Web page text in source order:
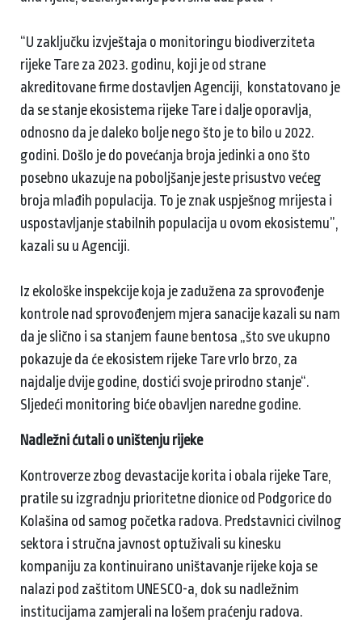
“U zaključku izvještaja o monitoringu biodiverziteta
rijeke Tare za 2023. godinu, koji je od strane
akreditovane firme dostavljen Agenciji, konstatovano je
da se stanje ekosistema rijeke Tare i dalje oporavlja,
odnosno da je daleko bolje nego što je to bilo u 2022.
godini. Došlo je do povećanja broja jedinki a ono što
posebno ukazuje na poboljšanje jeste prisustvo većeg
broja mlađih populacija. To je znak uspješnog mrijesta i
uspostavljanje stabilnih populacija u ovom ekosistemu”,
kazali su u Agenciji.
Iz ekološke inspekcije koja je zadužena za sprovođenje
kontrole nad sprovođenjem mjera sanacije kazali su nam
da je slično i sa stanjem faune bentosa „što sve ukupno
pokazuje da će ekosistem rijeke Tare vrlo brzo, za
najdalje dvije godine, dostići svoje prirodno stanje“.
Sljedeći monitoring biće obavljen naredne godine.
Nadležni ćutali o uništenju rijeke
Kontroverze zbog devastacije korita i obala rijeke Tare,
pratile su izgradnju prioritetne dionice od Podgorice do
Kolašina od samog početka radova. Predstavnici civilnog
sektora i stručna javnost optuživali su kinesku
kompaniju za kontinuirano uništavanje rijeke koja se
nalazi pod zaštitom UNESCO-a, dok su nadležnim
institucijama zamjerali na lošem praćenju radova.